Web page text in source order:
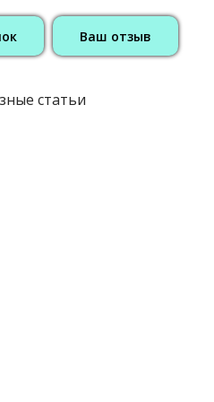
Ваш отзыв
статьи